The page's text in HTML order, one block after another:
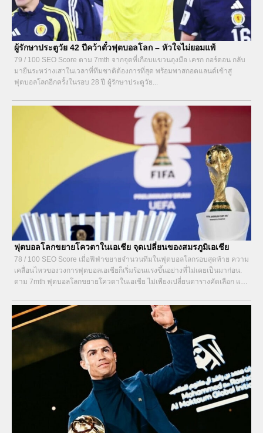
ผู้รักษาประตูวัย 42 ปีคว้าตั๋วฟุตบอลโลก – หัวใจไม่ยอมแพ้
79 / 100 SEO Score ตาม 7mth จากจุดที่เกือบแขวนถุงมือ เครก กอร์ดอน กลับ
มายืนระหว่างเสาในเวลาที่ทีมชาติต้องการที่สุด พร้อมพาสกอตแลนด์เข้าสู่
ฟุตบอลโลกอีกครั้งในรอบ 28 ปี ผู้รักษาประตูวัย...
ฟุตบอลโลกขยายโควตาในเอเชีย จุดเปลี่ยนของสมรภูมิเอเชีย
78 / 100 SEO Score เมื่อฟีฟ่าขยายจำนวนทีมในฟุตบอลโลกรอบสุดท้าย ความ
เคลื่อนไหวของวงการฟุตบอลเอเชียก็เริ่มร้อนแรงขึ้นอย่างที่ไม่เคยเป็นมาก่อน.
ตาม 7mth ฟุตบอลโลกขยายโควตาในเอเชีย ไม่เพียงเปลี่ยนตารางคัดเลือก แต่
แนวทางใหม่ทั้งจากภายในและภายนอก เพื่อไขว่คว้าโอกาสที่เคยห่างไกล.
ความเคลื่อนไหวแรงจากฟุตบอลโลกขยายโควตาในเอเชีย...